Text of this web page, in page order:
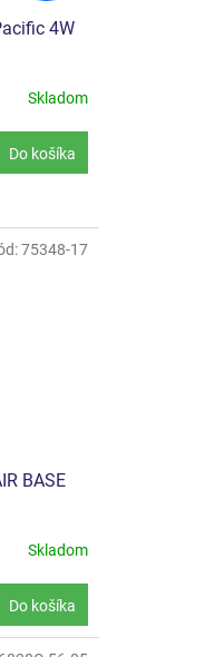
4W
Skladom
Do košíka
BASE
Skladom
Do košíka
75348-17